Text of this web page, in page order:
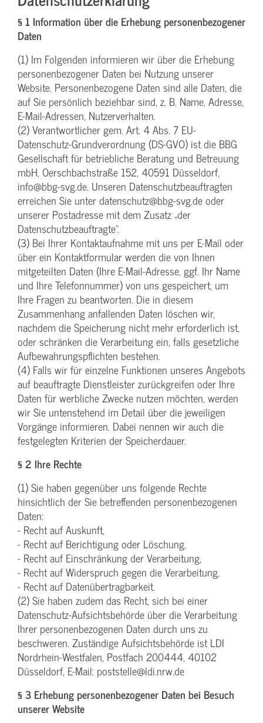
§ 1 Information über die Erhebung personenbezogener
Daten
(1) Im Folgenden informieren wir über die Erhebung
personenbezogener Daten bei Nutzung unserer
Website. Personenbezogene Daten sind alle Daten, die
auf Sie persönlich beziehbar sind, z. B. Name, Adresse,
E-Mail-Adressen, Nutzerverhalten.
(2) Verantwortlicher gem. Art. 4 Abs. 7 EU-
Datenschutz-Grundverordnung (DS-GVO) ist die BBG
Gesellschaft für betriebliche Beratung und Betreuung
mbH, Oerschbachstraße 152, 40591 Düsseldorf,
info@bbg-svg.de. Unseren Datenschutzbeauftragten
erreichen Sie unter datenschutz@bbg-svg.de oder
unserer Postadresse mit dem Zusatz „der
Datenschutzbeauftragte“.
(3) Bei Ihrer Kontaktaufnahme mit uns per E-Mail oder
über ein Kontaktformular werden die von Ihnen
mitgeteilten Daten (Ihre E-Mail-Adresse, ggf. Ihr Name
und Ihre Telefonnummer) von uns gespeichert, um
Ihre Fragen zu beantworten. Die in diesem
Zusammenhang anfallenden Daten löschen wir,
nachdem die Speicherung nicht mehr erforderlich ist,
oder schränken die Verarbeitung ein, falls gesetzliche
Aufbewahrungspflichten bestehen.
(4) Falls wir für einzelne Funktionen unseres Angebots
auf beauftragte Dienstleister zurückgreifen oder Ihre
Daten für werbliche Zwecke nutzen möchten, werden
wir Sie untenstehend im Detail über die jeweiligen
Vorgänge informieren. Dabei nennen wir auch die
festgelegten Kriterien der Speicherdauer.
§ 2 Ihre Rechte
(1) Sie haben gegenüber uns folgende Rechte
hinsichtlich der Sie betreffenden personenbezogenen
Daten:
- Recht auf Auskunft,
- Recht auf Berichtigung oder Löschung,
- Recht auf Einschränkung der Verarbeitung,
- Recht auf Widerspruch gegen die Verarbeitung,
- Recht auf Datenübertragbarkeit.
(2) Sie haben zudem das Recht, sich bei einer
Datenschutz-Aufsichtsbehörde über die Verarbeitung
Ihrer personenbezogenen Daten durch uns zu
beschweren. Zuständige Aufsichtsbehörde ist LDI
Nordrhein-Westfalen, Postfach 200444, 40102
Düsseldorf, E-Mail: poststelle@ldi.nrw.de
§ 3 Erhebung personenbezogener Daten bei Besuch
unserer Website